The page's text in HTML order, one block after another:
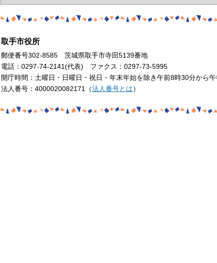
取手市役所
郵便番号302-8585 茨城県取手市寺田5139番地
電話：0297-74-2141(代表) ファクス：0297-73-5995
開庁時間：土曜日・日曜日・祝日・年末年始を除き午前8時30分から
法人番号：4000020082171（法人番号とは）